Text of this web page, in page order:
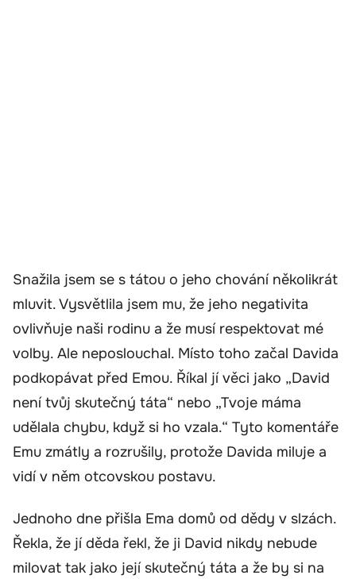
Snažila jsem se s tátou o jeho chování několikrát
mluvit. Vysvětlila jsem mu, že jeho negativita
ovlivňuje naši rodinu a že musí respektovat mé
volby. Ale neposlouchal. Místo toho začal Davida
podkopávat před Emou. Říkal jí věci jako „David
není tvůj skutečný táta“ nebo „Tvoje máma
udělala chybu, když si ho vzala.“ Tyto komentáře
Emu zmátly a rozrušily, protože Davida miluje a
vidí v něm otcovskou postavu.
Jednoho dne přišla Ema domů od dědy v slzách.
Řekla, že jí děda řekl, že ji David nikdy nebude
milovat tak jako její skutečný táta a že by si na